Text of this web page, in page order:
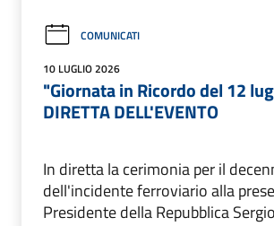
COMUNICATI
10 LUGLIO 2026
"Giornata in Ricordo del 12
DIRETTA DELL'EVENTO
In diretta la cerimonia per il
dell'incidente ferroviario alla
Presidente della Repubblica